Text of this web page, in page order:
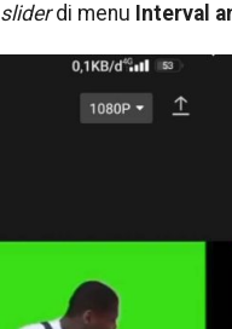
sliderdi menu Interval